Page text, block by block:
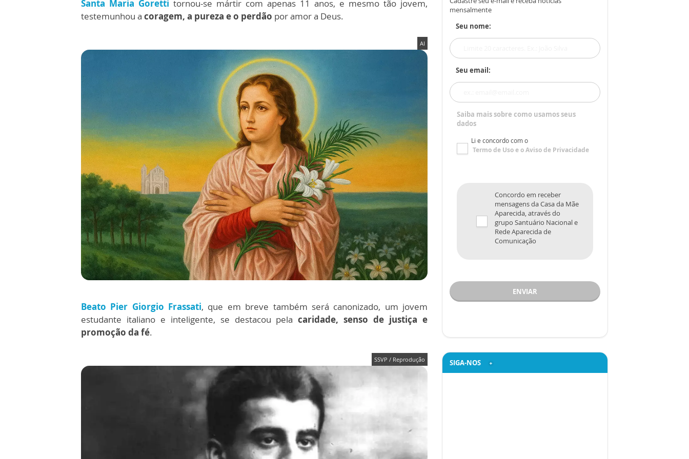
Santa Maria Goretti tornou-se mártir com apenas 11 anos, e mesmo tão jovem,
testemunhou a coragem, a pureza e o perdão por amor a Deus.
AI
Beato Pier Giorgio Frassati, que em breve também será canonizado, um jovem
estudante italiano e inteligente, se destacou pelacaridade, senso de justiça e
promoção da fé.
SSVP / Reprodução
mensalmente
Seu nome:
Seu email:
Saiba mais sobre como usamos seus
dados
Li e concordo com o
Termo de Usoe oAviso de Privacidade
Concordo em receber
mensagens da Casa da Mãe
Aparecida, através do
grupo Santuário Nacional e
Rede Aparecida de
Comunicação
ENVIAR
SIGA-NOS